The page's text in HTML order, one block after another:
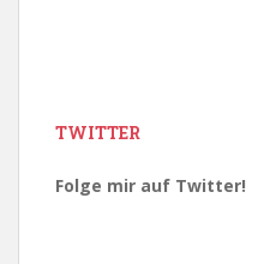
TWITTER
Folge mir auf Twitter!